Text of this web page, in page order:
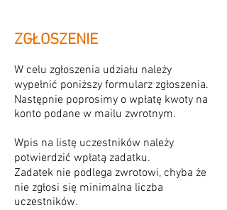
ZGŁOSZENIE
W celu zgłoszenia udziału należy
wypełnić poniższy formularz zgłoszenia.
Następnie poprosimy o wpłatę kwoty na
konto podane w mailu zwrotnym.
Wpis na listę uczestników należy
potwierdzić wpłatą zadatku.
Zadatek nie podlega zwrotowi, chyba że
nie zgłosi się minimalna liczba
uczestników.